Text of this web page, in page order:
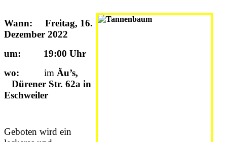
Wann: Freitag, 16.
Dezember 2022
um: 19:00 Uhr
wo:
im Äu’s,
Dürener Str. 62a in
Eschweiler
Geboten wird ein